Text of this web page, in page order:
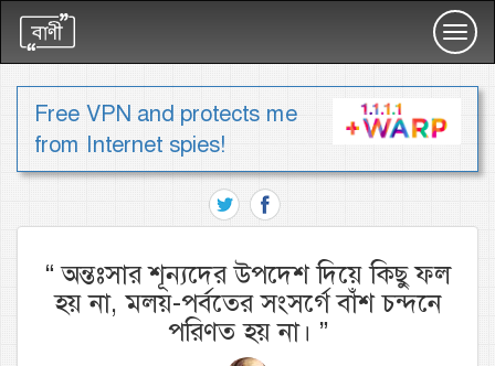
Free VPN and protects me
from Internet spies!
“অন্তঃসার শূন্যদের উপদেশ দিয়ে কিছু ফল
হয় না, মলয়-পর্বতের সংসর্গে বাঁশ চন্দনে
পরিণত হয় না। ”